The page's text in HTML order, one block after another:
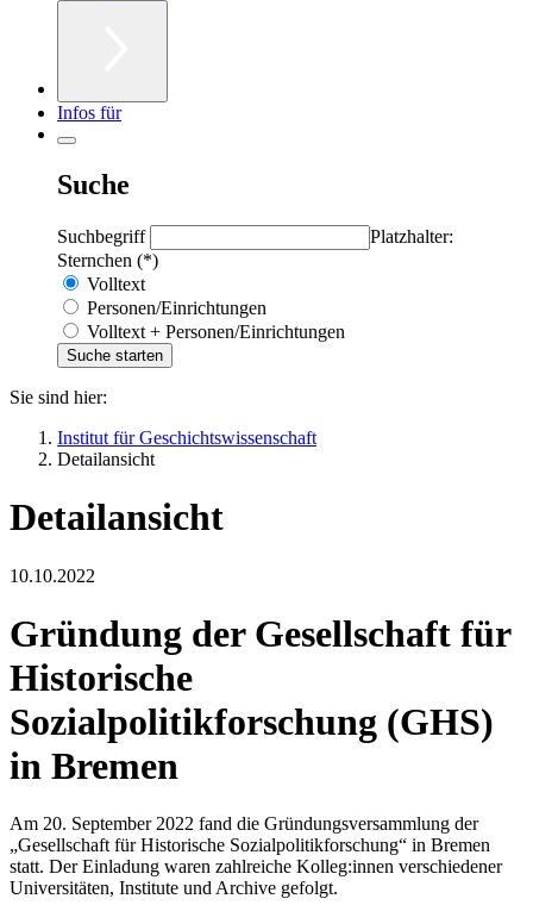
Infos für
Suche
Suchbegriff
Platzhalter:
Sternchen (*)
Volltext
Personen/Einrichtungen
Volltext + Personen/Einrichtungen
Sie sind hier:
Institut für Geschichtswissenschaft
Detailansicht
Detailansicht
10.10.2022
Gründung der Gesellschaft für
Historische
Sozialpolitikforschung (GHS)
in Bremen
Am 20. September 2022 fand die Gründungsversammlung der
„Gesellschaft für Historische Sozialpolitikforschung“ in Bremen
statt. Der Einladung waren zahlreiche Kolleg:innen verschiedener
Universitäten, Institute und Archive gefolgt.